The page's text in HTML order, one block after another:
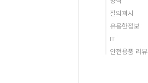
질의회시
유용한정보
IT
안전용품 리뷰